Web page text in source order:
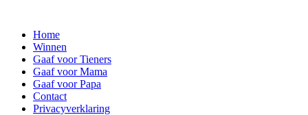
Home
Winnen
Gaaf voor Tieners
Gaaf voor Mama
Gaaf voor Papa
Contact
Privacyverklaring